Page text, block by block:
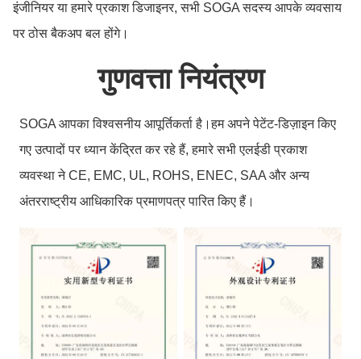
इंजीनियर या हमारे प्रकाश डिजाइनर, सभी SOGA सदस्य आपके व्यवसाय
पर ठोस बैकअप बल होंगे।
गुणवत्ता नियंत्रण
SOGA आपका विश्वसनीय आपूर्तिकर्ता है।हम अपने पेटेंट-डिज़ाइन किए
गए उत्पादों पर ध्यान केंद्रित कर रहे हैं, हमारे सभी एलईडी प्रकाश
व्यवस्था ने CE, EMC, UL, ROHS, ENEC, SAA और अन्य
अंतरराष्ट्रीय आधिकारिक प्रमाणपत्र पारित किए हैं।